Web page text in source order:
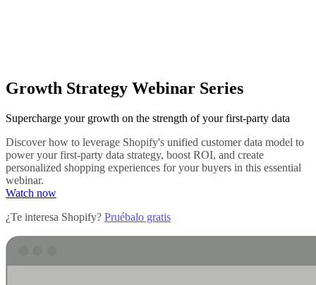
Growth Strategy Webinar Series
Supercharge your growth on the strength of your first-party data
Discover how to leverage Shopify's unified customer data model to
power your first-party data strategy, boost ROI, and create
personalized shopping experiences for your buyers in this essential
webinar.
Watch now
¿Te interesa Shopify? Pruébalo gratis